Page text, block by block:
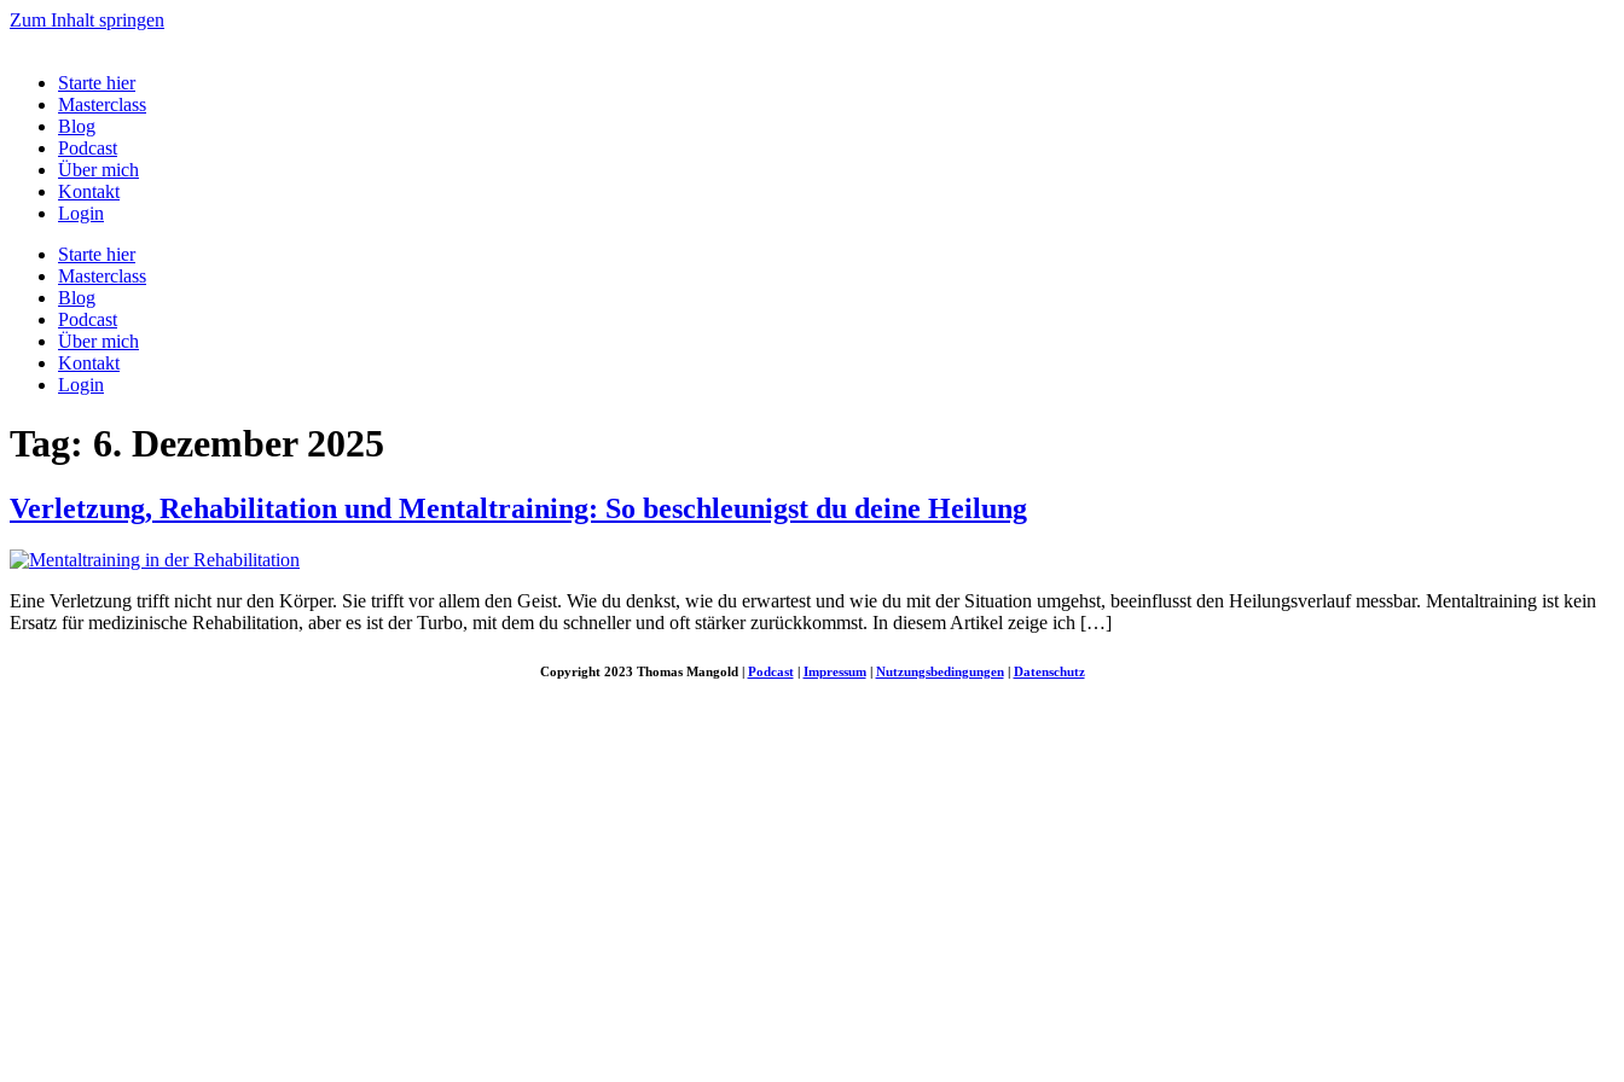
Zum Inhalt springen
Starte hier
Masterclass
Blog
Podcast
Über mich
Kontakt
Login
Starte hier
Masterclass
Blog
Podcast
Über mich
Kontakt
Login
Tag: 6. Dezember 2025
Verletzung, Rehabilitation und Mentaltraining: So beschleunigst du deine Heilung
Eine Verletzung trifft nicht nur den Körper. Sie trifft vor allem den Geist. Wie du denkst, wie du erwartest und wie du mit der Situation umgehst, beeinflusst den Heilungsverlauf messbar. Mentaltraining ist kein
Ersatz für medizinische Rehabilitation, aber es ist der Turbo, mit dem du schneller und oft stärker zurückkommst. In diesem Artikel zeige ich […]
Copyright 2023 Thomas Mangold | Podcast| Impressum| Nutzungsbedingungen| Datenschutz